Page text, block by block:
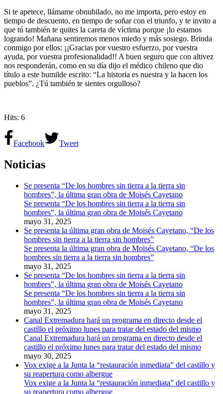
Si te apetece, llámame obnubilado, no me importa, pero estoy en
tiempo de descuento, en tiempo de soñar con el triunfo, y te invito a
que tú también te quites la careta de víctima porque ¡lo estamos
logrando! Mañana sentiremos menos miedo y más sosiego. Brinda
conmigo por ellos: ¡¡Gracias por vuestro esfuerzo, por vuestra
ayuda, por vuestra profesionalidad!! A buen seguro que con altivez
nos responderán, como en su día dijo el médico chileno que dio
título a este humilde escrito: “La historia es nuestra y la hacen los
pueblos”. ¿Tú también te sientes orgulloso?
Hits: 6
Facebook Tweet
Noticias
Se presenta “De los hombres sin tierra a la tierra sin
hombres”, la última gran obra de Moisés Cayetano
Se presenta “De los hombres sin tierra a la tierra sin
hombres”, la última gran obra de Moisés Cayetano
mayo 31, 2025
Se presenta la última gran obra de Moisés Cayetano, “De los
hombres sin tierra a la tierra sin hombres”
Se presenta la última gran obra de Moisés Cayetano, “De los
hombres sin tierra a la tierra sin hombres”
mayo 31, 2025
Se presenta “De los hombres sin tierra a la tierra sin
hombres”, la última gran obra de Moisés Cayetano
Se presenta “De los hombres sin tierra a la tierra sin
hombres”, la última gran obra de Moisés Cayetano
mayo 31, 2025
Canal Extremadura hará un programa en directo desde el
castillo el próximo lunes para tratar del estado del mismo
Canal Extremadura hará un programa en directo desde el
castillo el próximo lunes para tratar del estado del mismo
mayo 30, 2025
Vox exige a la Junta la “restauración inmediata” del castillo y
su reapertura como albergue
Vox exige a la Junta la “restauración inmediata” del castillo y
su reapertura como albergue